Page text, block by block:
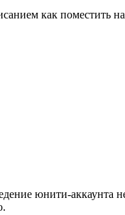
как поместить
юнити-аккаунта